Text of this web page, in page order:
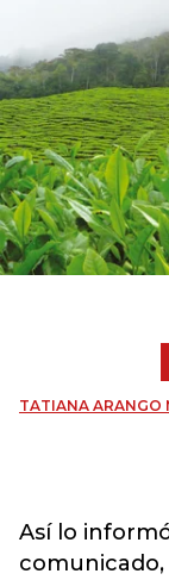
TATIANA ARANGO
Así lo